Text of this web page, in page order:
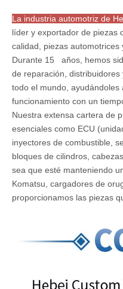
La industria automotriz de
líder y exportador de piezas
calidad, piezas automotrices
Durante 15 años, hemos
de reparación,
todo el mundo,
funcionamiento con un
Nuestra extensa cartera de
esenciales como ECU
inyectores de combustible,
bloques de cilindros,
sea que esté manteniendo
Komatsu, cargadores de
proporcionamos las piezas